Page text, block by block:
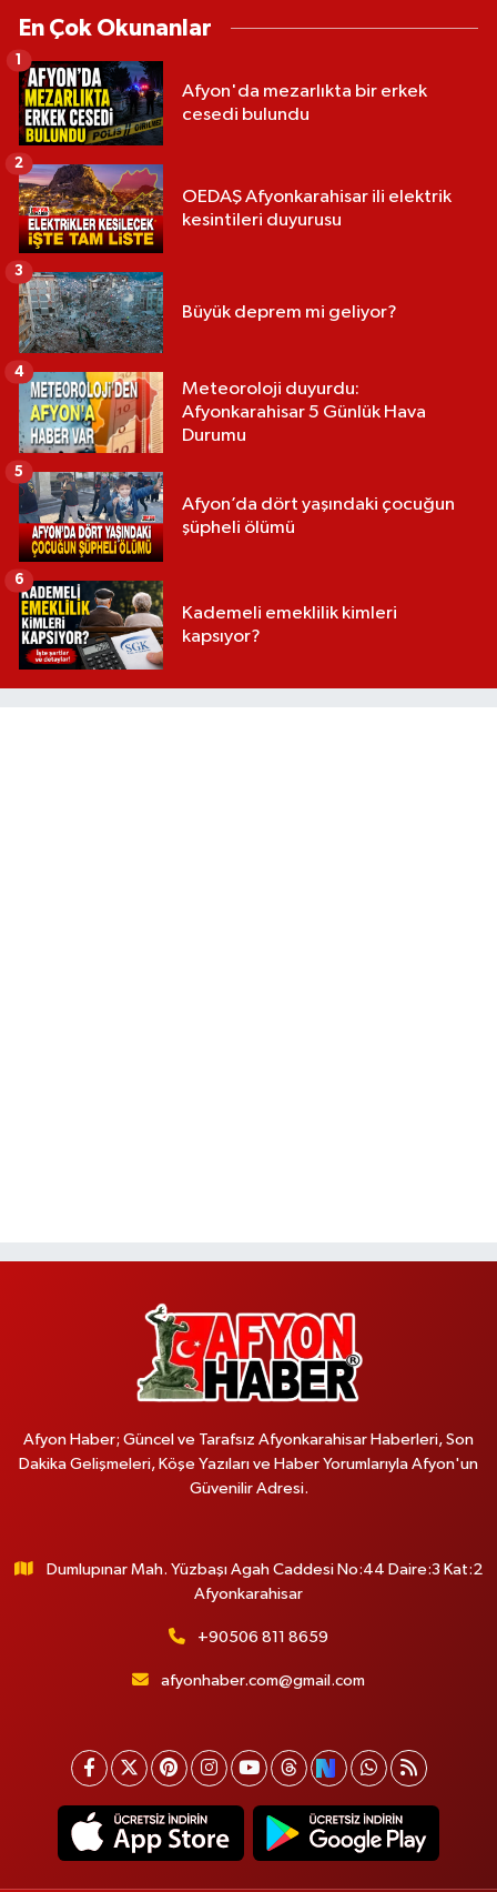
En Çok Okunanlar
Afyon'da mezarlıkta bir erkek
cesedi bulundu
1
OEDAŞ Afyonkarahisar ili elektrik
kesintileri duyurusu
2
Büyük deprem mi geliyor?
3
Meteoroloji duyurdu:
Afyonkarahisar 5 Günlük Hava
Durumu
4
Afyon’da dört yaşındaki çocuğun
şüpheli ölümü
5
Kademeli emeklilik kimleri
kapsıyor?
6
Afyon Haber; Güncel ve Tarafsız Afyonkarahisar Haberleri, Son
Dakika Gelişmeleri, Köşe Yazıları ve Haber Yorumlarıyla Afyon'un
Güvenilir Adresi.
Dumlupınar Mah. Yüzbaşı Agah Caddesi No:44 Daire:3 Kat:2
Afyonkarahisar
+90506 811 8659
afyonhaber.com@gmail.com